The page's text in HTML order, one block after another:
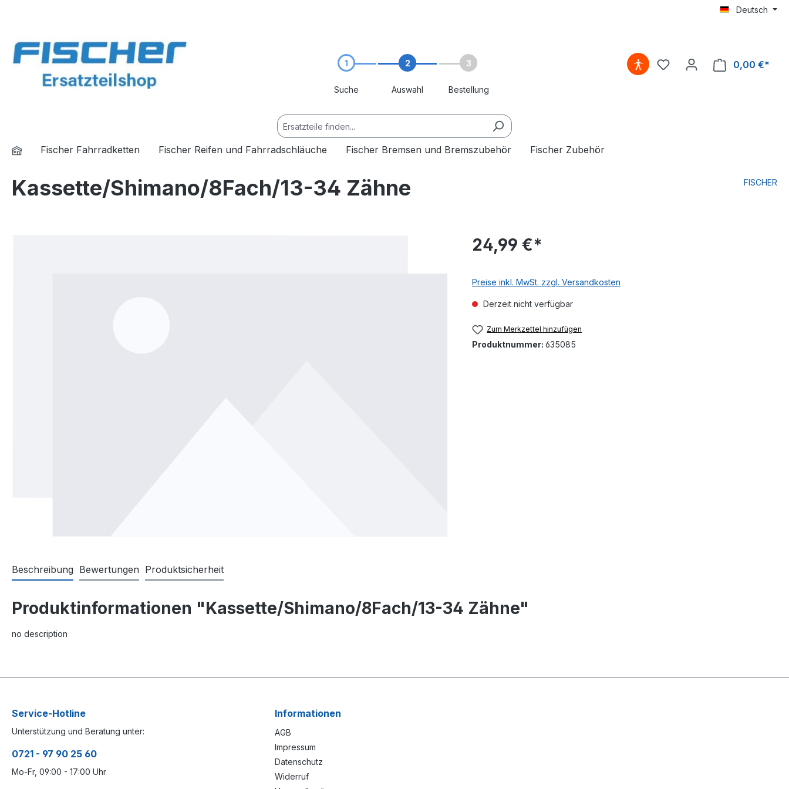
Deutsch
1
Suche
2
Auswahl
3
Bestellung
0,00 €*
Fischer Fahrradketten Fischer Reifen und Fahrradschläuche Fischer Bremsen und Bremszubehör Fischer Zubehör
Kassette/Shimano/8Fach/13-34 Zähne FISCHER
24,99 €*
Preise inkl. MwSt. zzgl. Versandkosten
Derzeit nicht verfügbar
Zum Merkzettel hinzufügen
Produktnummer: 635085
Beschreibung Bewertungen Produktsicherheit
Produktinformationen "Kassette/Shimano/8Fach/13-34 Zähne"
no description
Service-Hotline
Unterstützung und Beratung unter:
0721 - 97 90 25 60
Mo-Fr, 09:00 - 17:00 Uhr
Informationen
AGB
Impressum
Datenschutz
Widerruf